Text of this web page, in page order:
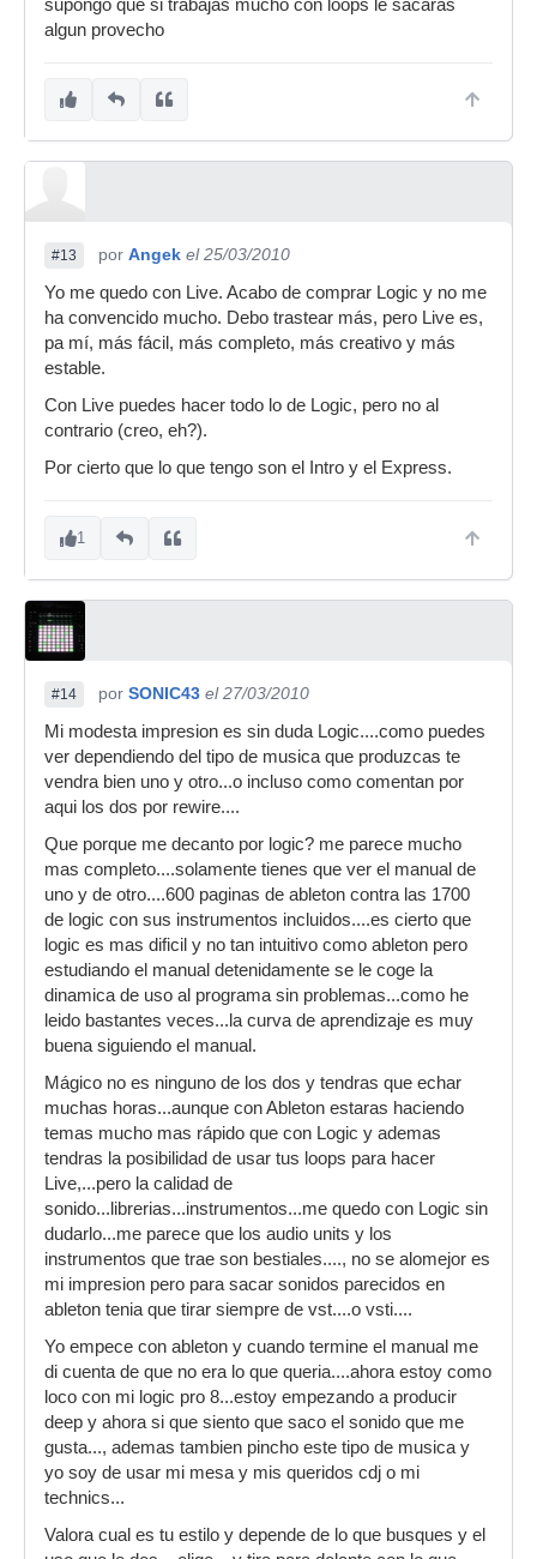
supongo que si trabajas mucho con loops le sacaras
algun provecho
#13 por Angek el 25/03/2010
Yo me quedo con Live. Acabo de comprar Logic y no me
ha convencido mucho. Debo trastear más, pero Live es,
pa mí, más fácil, más completo, más creativo y más
estable.
Con Live puedes hacer todo lo de Logic, pero no al
contrario (creo, eh?).
Por cierto que lo que tengo son el Intro y el Express.
1
#14 por SONIC43 el 27/03/2010
Mi modesta impresion es sin duda Logic....como puedes
ver dependiendo del tipo de musica que produzcas te
vendra bien uno y otro...o incluso como comentan por
aqui los dos por rewire....
Que porque me decanto por logic? me parece mucho
mas completo....solamente tienes que ver el manual de
uno y de otro....600 paginas de ableton contra las 1700
de logic con sus instrumentos incluidos....es cierto que
logic es mas dificil y no tan intuitivo como ableton pero
estudiando el manual detenidamente se le coge la
dinamica de uso al programa sin problemas...como he
leido bastantes veces...la curva de aprendizaje es muy
buena siguiendo el manual.
Mágico no es ninguno de los dos y tendras que echar
muchas horas...aunque con Ableton estaras haciendo
temas mucho mas rápido que con Logic y ademas
tendras la posibilidad de usar tus loops para hacer
Live,...pero la calidad de
sonido...librerias...instrumentos...me quedo con Logic sin
dudarlo...me parece que los audio units y los
instrumentos que trae son bestiales...., no se alomejor es
mi impresion pero para sacar sonidos parecidos en
ableton tenia que tirar siempre de vst....o vsti....
Yo empece con ableton y cuando termine el manual me
di cuenta de que no era lo que queria....ahora estoy como
loco con mi logic pro 8...estoy empezando a producir
deep y ahora si que siento que saco el sonido que me
gusta..., ademas tambien pincho este tipo de musica y
yo soy de usar mi mesa y mis queridos cdj o mi
technics...
Valora cual es tu estilo y depende de lo que busques y el